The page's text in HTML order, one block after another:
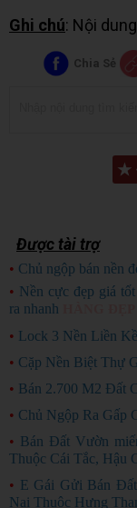
Ghi chú: Nội
Chia Sẻ
★
Được tài trợ
• Chủ ngộp bán nền
• Nền cực đẹp giá
ra nhanh
• Lock 3 Nền Liền
• Cặp Nền Biệt Thự
• Bán 2.700 M2 Đất
• Chủ Ngộp Ra Gấp
• Bán Đất Vườn
Thuộc Cái Tắc, Hậu
• E Gái Gửi Bán
Nai Thuộc Hưng